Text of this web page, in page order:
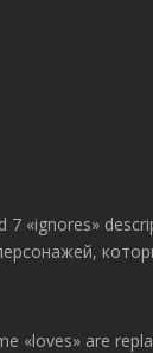
7 «ignores»
«loves» are